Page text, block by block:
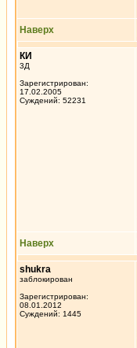
Наверх
КИ
3Д
Зарегистрирован:
17.02.2005
Суждений: 52231
Наверх
shukra
заблокирован
Зарегистрирован:
08.01.2012
Суждений: 1445